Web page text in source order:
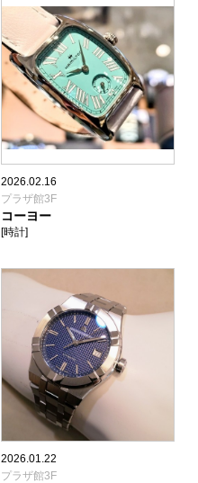
2026.02.16
プラザ館3F
コーヨー
[時計]
2026.01.22
プラザ館3F